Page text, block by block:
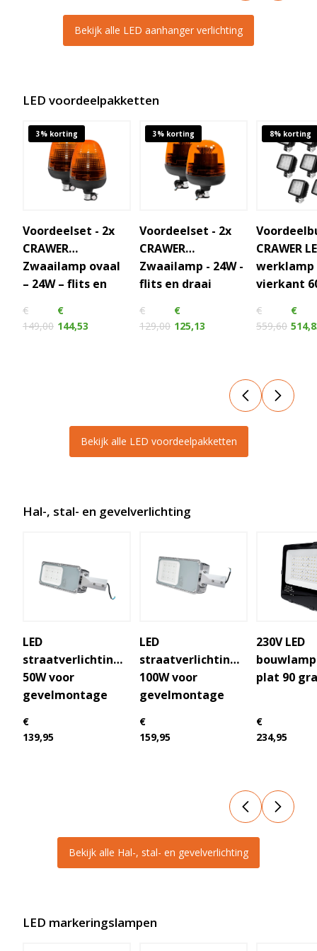
Bekijk alle LED aanhanger verlichting
LED voordeelpakketten
3% korting
Voordeelset - 2x
CRAWER
Zwaailamp ovaal
– 24W – flits en
€
149,00
€
144,53
3% korting
Voordeelset - 2x
CRAWER
Zwaailamp - 24W -
flits en draai
€
129,00
€
125,13
8% korting
CRAWER
werklamp
vierkant
€
559,60
€
Bekijk alle LED voordeelpakketten
Hal-, stal- en gevelverlichting
LED
straatverlichting
50W voor
gevelmontage
€
139,95
LED
straatverlichting
100W voor
gevelmontage
€
159,95
230V LED
bouwlamp
plat 90
€
234,95
Bekijk alle Hal-, stal- en gevelverlichting
LED markeringslampen